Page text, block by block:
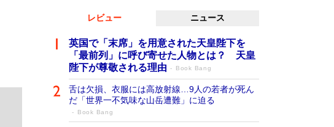
レビュー ニュース
英国で「末席」を用意された天皇陛下を
「最前列」に呼び寄せた人物とは？ 天皇
陛下が尊敬される理由
Book Bang
舌は欠損、衣服には高放射線…9人の若者が死ん
だ「世界一不気味な山岳遭難」に迫る
Book Bang